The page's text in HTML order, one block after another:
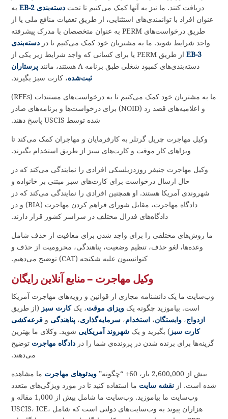
ویزاهای کار موقتی را دریافت کنند.
ما به مشتریان خود کمک می‌کنیم تاکارت‌های سبزرا از طریق
استخدام، ازدواج، وابستگان، سرمایه‌گذاری و پناهندگی دریافت کنند. ما
همچنین به آنها کمک می‌کنیم تا از طریق تبعیض یا از طریق والدین خود
شهروند ایالات متحده شوند.
وکلای ما در زمینه مهاجرت به مشتریان خود کمک می‌کنند تا به عنوان
برجسته و پژوهشگران و مدیران و اجرایی‌های چند ملیتی کارت سبز
دریافت کنند. ما نیز به آنها کمک می‌کنیم تا تحت دسته‌بندی EB-2
به
عنوان افراد با توانمندی‌های استثنایی، از طریق تعفیات منافع ملی یا از
طریق درخواست‌های PERM به عنوان متخصصان با مدرک پیشرفته
واجد شرایط شوند. ما به مشتریان خود کمک می‌کنیم تا دردسته‌بندی
دسته‌بندی‌های کمبود شغلی طبق برنامه A هستند، مانند
پرستاران
ثبت‌شده، کارت سبز بگیرند.
و اعلامیه‌های قصد رد (NOID) برای درخواست‌ها و برنامه‌های صادر
وکیل مهاجرت چریل گرتلر به کارفرمایان و مهاجران کمک می‌کند تا
ویزاهای کار موقت و کارت‌های سبز از طریق استخدام بگیرند.
وکیل مهاجرت جنیفر روزدزیلسکی افرادی را نمایندگی می‌کند که در
حال ارسال درخواست برای کارت‌های سبز مبتنی بر خانواده و
شهروندی آمریکا هستند. او همچنین افرادی را نمایندگی می‌کند که در
دادگاه مهاجرت، مقابل شورای فراهم کردن مهاجرت (BIA) و در
دادگاه‌های فدرال مختلف در سراسر کشور قرار دارند.
ما روش‌های مختلفی را برای واجد شدن برای معافیت از حذف شامل
وعده‌ها، لغو حذف، تنظیم وضعیت، پناهندگی، محرومیت از حذف و
وکیل مهاجرت – منابع آنلاین رایگان
وب‌سایت ما یک دانشنامه مجازی از قوانین و رویه‌های مهاجرت آمریکا
است. بیاموزید چگونه یکویزای موقت، یک کارت سبز(از طریق